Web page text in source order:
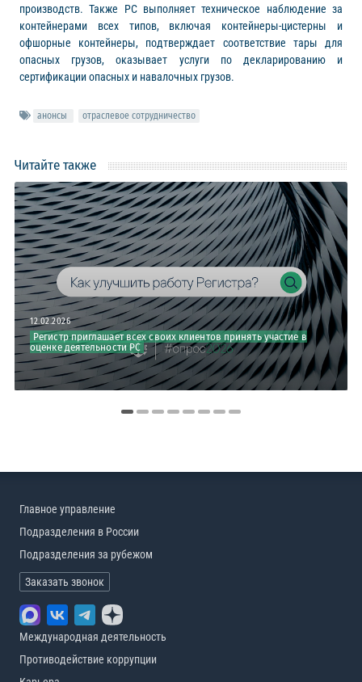
производств. Также РС выполняет техническое наблюдение за
контейнерами всех типов, включая контейнеры-цистерны и
офшорные контейнеры, подтверждает соответствие тары для
опасных грузов, оказывает услуги по декларированию и
сертификации опасных и навалочных грузов.
анонсы отраслевое сотрудничество
Читайте также
12.02.2026
Регистр приглашает всех своих клиентов принять участие в
оценке деятельности РС
Главное управление
Подразделения в России
Подразделения за рубежом
Заказать звонок
Международная деятельность
Противодействие коррупции